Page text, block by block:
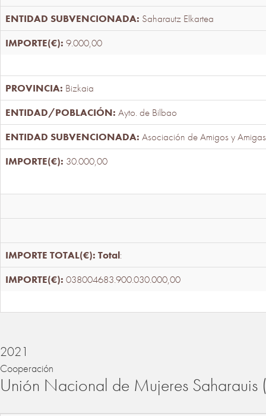
Saharautz Elkartea
9.000,00
Bizkaia
Ayto. de Bilbao
Asociación de Amigos y
30.000,00
Total:
038004683.900.030.000,00
2021
Cooperación
Unión Nacional de Mujeres